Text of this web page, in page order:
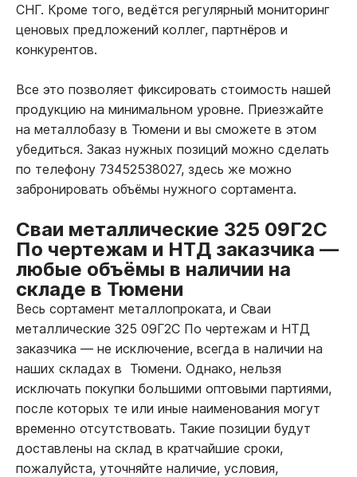
СНГ. Кроме того, ведётся регулярный мониторинг
ценовых предложений коллег, партнёров и
конкурентов.
Все это позволяет фиксировать стоимость нашей
продукцию на минимальном уровне. Приезжайте
на металлобазу в Тюмени и вы сможете в этом
убедиться. Заказ нужных позиций можно сделать
по телефону 73452538027, здесь же можно
забронировать объёмы нужного сортамента.
Сваи металлические 325 09Г2С
По чертежам и НТД заказчика —
любые объёмы в наличии на
складе в Тюмени
Весь сортамент металлопроката, и Сваи
металлические 325 09Г2С По чертежам и НТД
заказчика — не исключение, всегда в наличии на
наших складах в Тюмени. Однако, нельзя
исключать покупки большими оптовыми партиями,
после которых те или иные наименования могут
временно отсутствовать. Такие позиции будут
доставлены на склад в кратчайшие сроки,
пожалуйста, уточняйте наличие, условия,